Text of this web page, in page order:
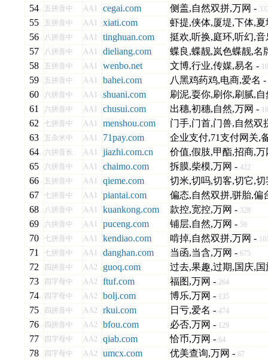
54 五拼音中 AA1 cegai.com 侧盖,自然双拼,万网 -
55 五拼音中 AA1 xiati.com
虾提,侠体,厦堤,下体,
56
八拼音中 AA1 tinghuan.com
挺欢,听换,庭环,听幻,
57
八拼音中 AA1 dieliang.com
蝶良,蝶靓,岚色蝶靓,名
58
五拼音中 AA1 wenbo.net 文博,行业,传媒,易名 -
59 五拼音中 AA1 bahei.com
八黑鸡药鸡,电商,爱名 -
60
六拼音中 AA1 shuani.com
刷泥,耍你,刷你,刷腻,
61
六拼音中 AA1 chusui.com 出穗,初穗,自然,万网 -
62 七拼音中 AA1 menshou.com
门手,门首,门兽,自然双
63
五杂米中 AA1 71pay.com
企业支付,71支付网关,
64
六拼音长 AA1 jiazhi.com.cn
价值,假肢,甲酯,招商,
65
六拼音中 AA1 chaimo.com 拆膜,柴模,万网 - 422
66 五拼音中 AA1 qieme.com
切米,切吗,切客,切它,
67
七拼音中 AA1 piantai.com
偏态,自然双拼,骈胎,偏
68
八拼音中 AA1 kuankong.com 款控,宽控,万网 - 328
69 六拼音中 AA1 puceng.com 铺层,自然,万网 - 59
70 七拼音中 AA1 kendiao.com 啃掉,自然双拼,万网 -
71 七拼音中 AA1 danghan.com 当函,当含,万网 - 675
72 四拼音中 AA2 guoq.com
过去,果趣,过期,国庆,
73
四字母中 AA2 ftuf.com 福图,万网 - 264
74 四字母中 AA2 bolj.com 博乐,万网 - 135
75 四拼音中 AA2 rkui.com 日亏,爱名 - 474
76 四拼音中 AA2 bfou.com 必否,万网 - 129
77 四字母中 AA2 qiab.com 恰币,万网 - 64
78 四字母中 AA2 umcx.com 优美查询,万网 - 67